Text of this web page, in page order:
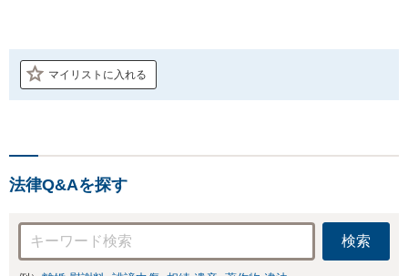
マイリストに入れる
法律Q&Aを探す
検索